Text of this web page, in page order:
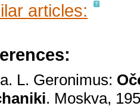
articles:
L. Geronimus:
. Moskva,